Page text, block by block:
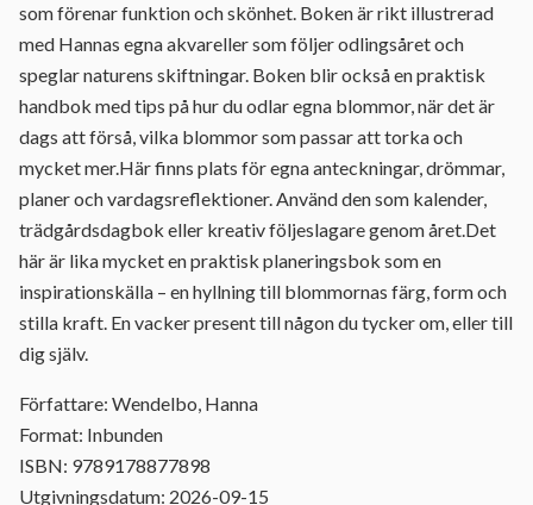
som förenar funktion och skönhet. Boken är rikt illustrerad
med Hannas egna akvareller som följer odlingsåret och
speglar naturens skiftningar. Boken blir också en praktisk
handbok med tips på hur du odlar egna blommor, när det är
dags att förså, vilka blommor som passar att torka och
mycket mer.Här finns plats för egna anteckningar, drömmar,
planer och vardagsreflektioner. Använd den som kalender,
trädgårdsdagbok eller kreativ följeslagare genom året.Det
här är lika mycket en praktisk planeringsbok som en
inspirationskälla – en hyllning till blommornas färg, form och
stilla kraft. En vacker present till någon du tycker om, eller till
dig själv.
Författare: Wendelbo, Hanna
Format: Inbunden
ISBN: 9789178877898
Utgivningsdatum: 2026-09-15